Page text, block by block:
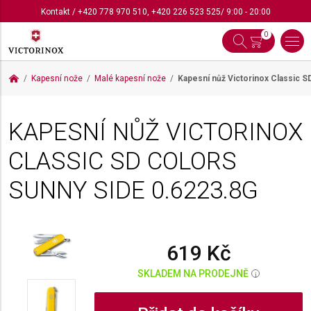
Kontakt/ +420 778 970 510, +420 226 523 525/ 9:00 - 20:00
0
Kapesní nože Malé kapesní nože Kapesní nůž Victorinox Classic
KAPESNÍ NŮŽ VICTORINOX
CLASSIC SD COLORS
SUNNY SIDE 0.6223.8G
619 Kč
SKLADEM NA PRODEJNĚ i